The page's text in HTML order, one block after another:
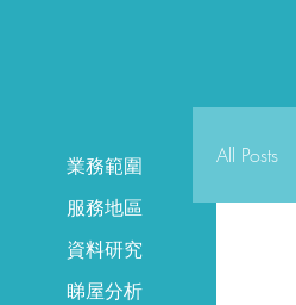
業務範圍
服務地區
資料研究
睇屋分析
All Posts